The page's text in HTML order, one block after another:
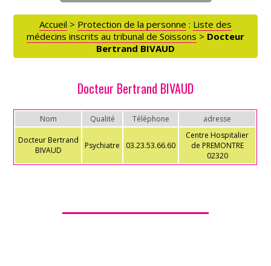
ACCÈS PARTICULIERS
AIDE AUX AIDANTS
ASSOCIATIONS
ROMPRE LA SOLITUDE
Accueil > Protection de la personne : Liste des
médecins inscrits au tribunal de Soissons > Docteur
Bertrand BIVAUD
Docteur Bertrand BIVAUD
Nom Qualité Téléphone adresse
Docteur Bertrand
BIVAUD
Psychiatre 03.23.53.66.60
Centre Hospitalier
de PREMONTRE
02320